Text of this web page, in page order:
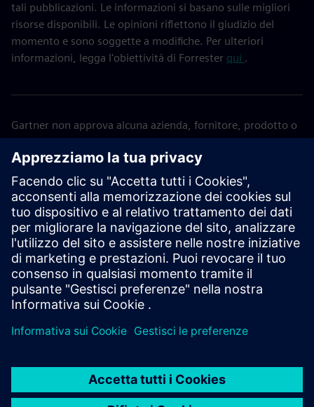
tali pubblicazioni. Le informazioni si basano sulle migliori
risorse disponibili. Le opinioni riflettono il giudizio del
momento e sono soggette a modifiche. Per ulteriori
informazioni, legga l'obiettività di Forrester qui .
Gartner non approva alcuna azienda, fornitore, prodotto o
servizio descritto nelle sue pubblicazioni e non consiglia
agli utenti di tecnologia di selezionare solo i fornitori con i
punteggi più alti o altre designazioni. Le pubblicazioni di
Gartner sono costituite dalle opinioni dell'organizzazione di
analisi aziendali e tecnologiche di Gartner e non devono
essere interpretate come affermazioni di fatto. Gartner
declina tutte le garanzie, espresse o implicite, in relazione a
questa pubblicazione, comprese le garanzie di
commerciabilità o idoneità per uno scopo particolare.
GARTNER è un marchio di Gartner, Inc. e/o delle sue
affiliate.